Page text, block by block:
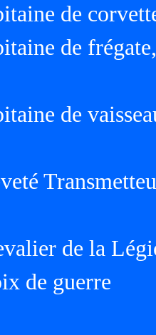
de
de
de
de la
de guerre